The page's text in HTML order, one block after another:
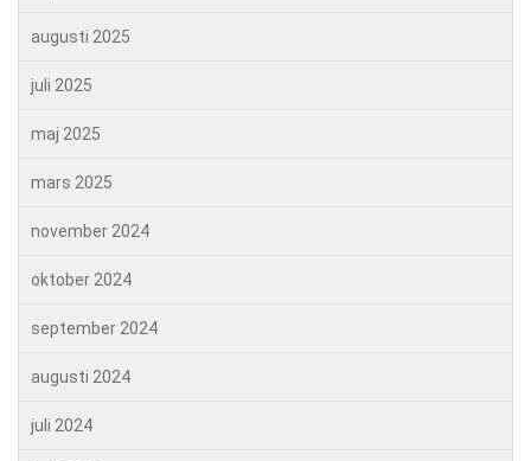
augusti 2025
juli 2025
maj 2025
mars 2025
november 2024
oktober 2024
september 2024
augusti 2024
juli 2024